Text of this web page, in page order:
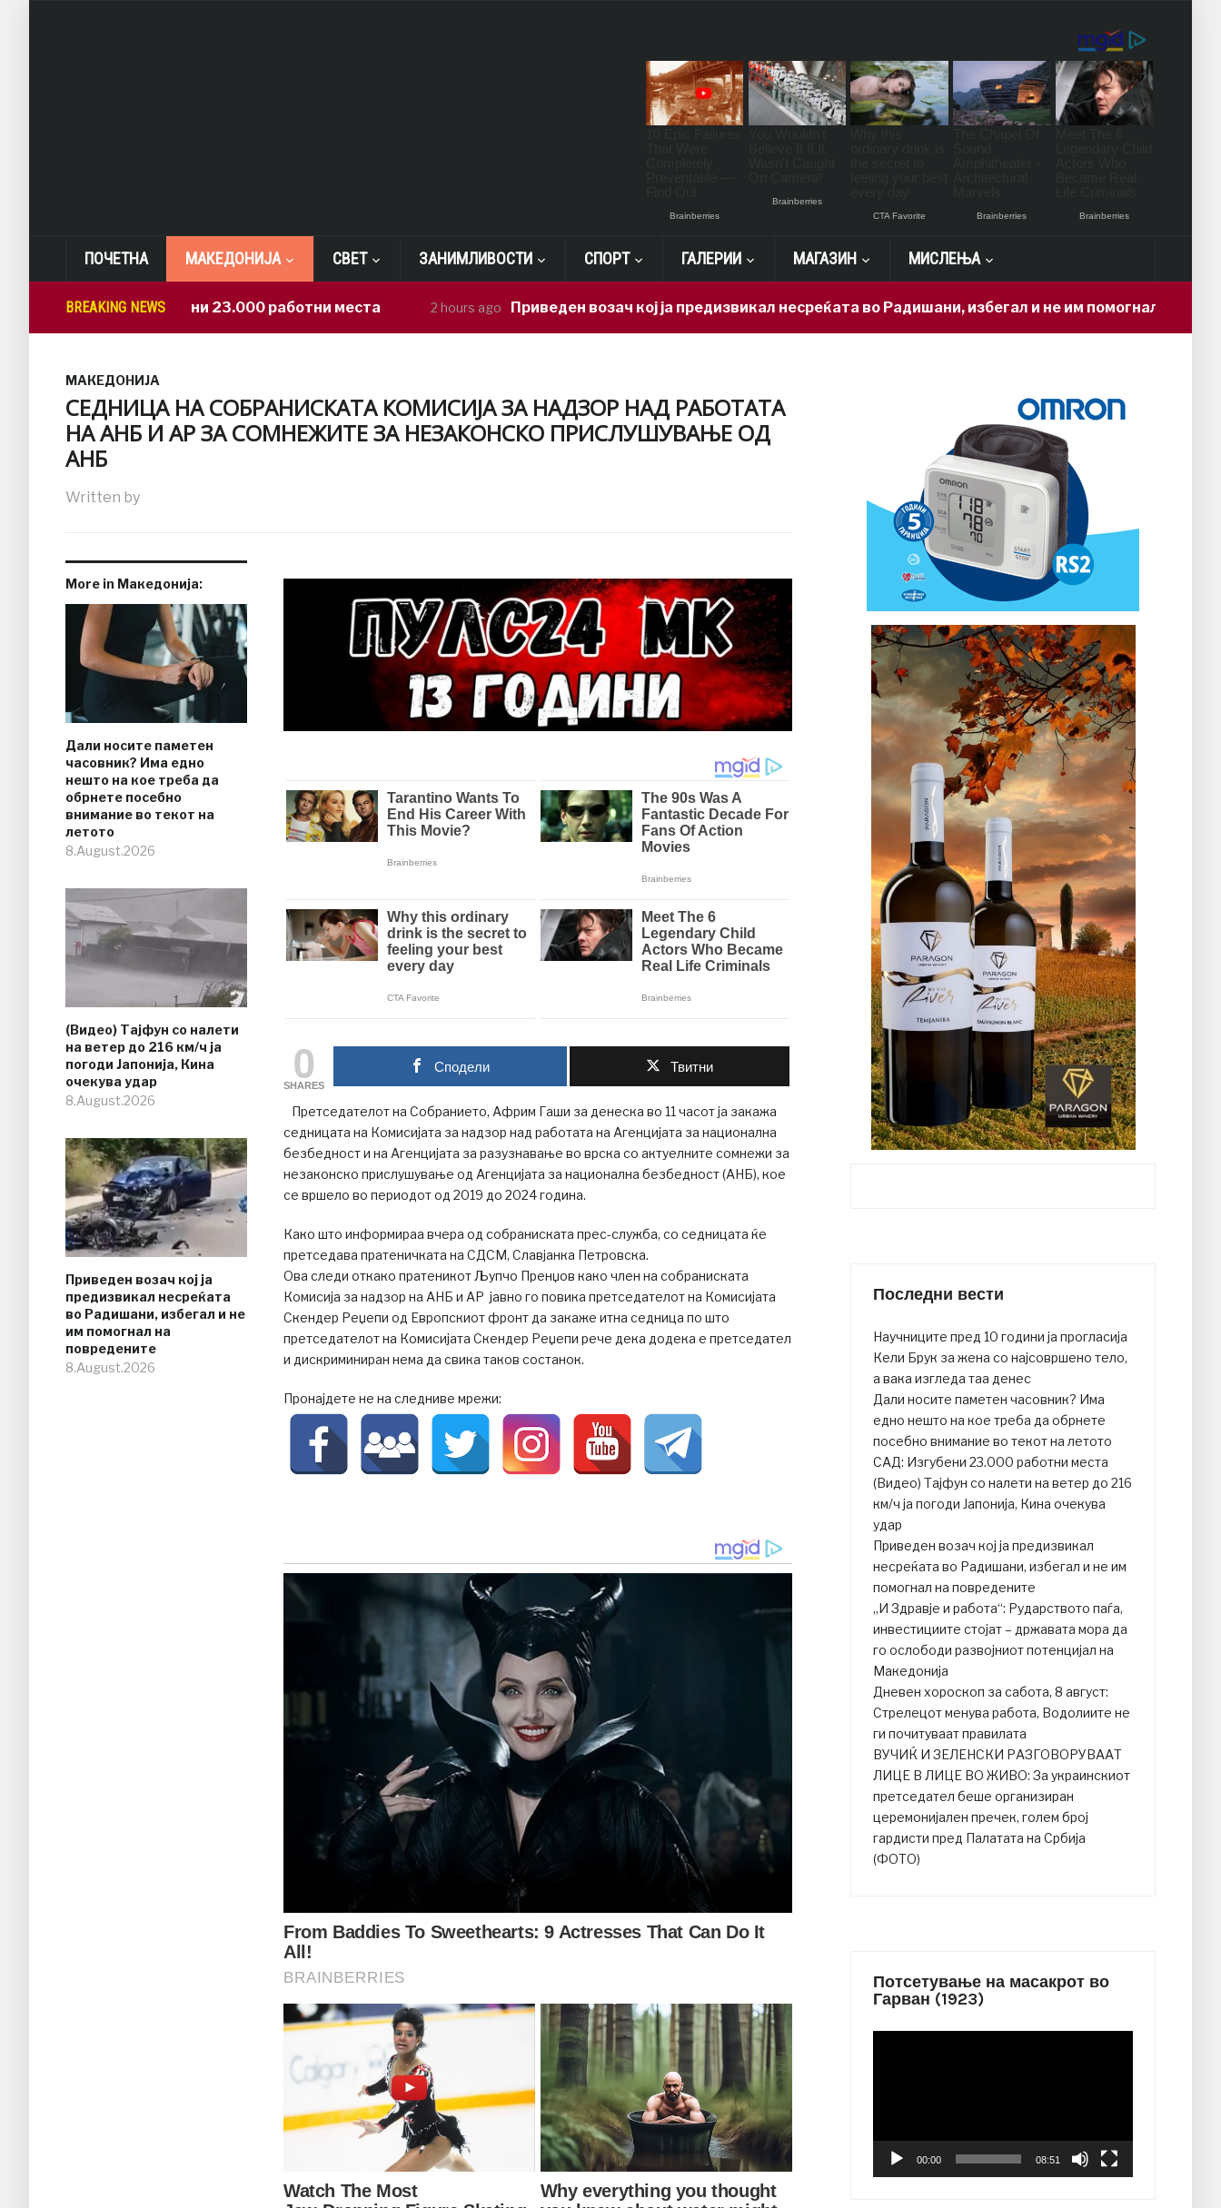
ПОЧЕТНА МАКЕДОНИЈА СВЕТ ЗАНИМЛИВОСТИ СПОРТ ГАЛЕРИИ МАГАЗИН МИСЛЕЊА
BREAKING NEWS
САД: Изгубени 23.000 работни места 2 hours ago Приведен возач кој ја предизвикал несреќата во Радишани, избегал и не им помогнал на повредените
МАКЕДОНИЈА
СЕДНИЦА НА СОБРАНИСКАТА КОМИСИЈА ЗА НАДЗОР НАД РАБОТАТА
НА АНБ И АР ЗА СОМНЕЖИТЕ ЗА НЕЗАКОНСКО ПРИСЛУШУВАЊЕ ОД
АНБ
Written by
More in Македонија:
Дали носите паметен
часовник? Има едно
нешто на кое треба да
обрнете посебно
внимание во текот на
летото
8.August.2026
(Видео) Тајфун со налети
на ветер до 216 км/ч ја
погоди Јапонија, Кина
очекува удар
8.August.2026
Приведен возач кој ја
предизвикал несреќата
во Радишани, избегал и не
им помогнал на
повредените
8.August.2026
0
SHARES
Сподели Твитни
Претседателот на Собранието, Африм Гаши за денеска во 11 часот ја закажа
седницата на Комисијата за надзор над работата на Агенцијата за национална
безбедност и на Агенцијата за разузнавање во врска со актуелните сомнежи за
незаконско прислушување од Агенцијата за национална безбедност (АНБ), кое
се вршело во периодот од 2019 до 2024 година.
Како што информираа вчера од собраниската прес-служба, со седницата ќе
претседава пратеничката на СДСМ, Славјанка Петровска.
Ова следи откако пратеникот Љупчо Пренџов како член на собраниската
Комисија за надзор на АНБ и АР јавно го повика претседателот на Комисијата
Скендер Реџепи од Eвропскиот фронт да закаже итна седница по што
претседателот на Комисијата Скендер Реџепи рече дека додека е претседател
и дискриминиран нема да свика таков состанок.
Пронајдете не на следниве мрежи:
Последни вести
Научниците пред 10 години ја прогласија
Кели Брук за жена со најсовршено тело,
а вака изгледа таа денес
Дали носите паметен часовник? Има
едно нешто на кое треба да обрнете
посебно внимание во текот на летото
САД: Изгубени 23.000 работни места
(Видео) Тајфун со налети на ветер до 216
км/ч ја погоди Јапонија, Кина очекува
удар
Приведен возач кој ја предизвикал
несреќата во Радишани, избегал и не им
помогнал на повредените
„И Здравје и работа“: Рударството паѓа,
инвестициите стојат – државата мора да
го ослободи развојниот потенцијал на
Македонија
Дневен хороскоп за сабота, 8 август:
Стрелецот менува работа, Водолиите не
ги почитуваат правилата
ВУЧИЌ И ЗЕЛЕНСКИ РАЗГОВОРУВААТ
ЛИЦЕ В ЛИЦЕ ВО ЖИВО: За украинскиот
претседател беше организиран
церемонијален пречек, голем број
гардисти пред Палатата на Србија
(ФОТО)
Потсетување на масакрот во
Гарван (1923)
00:00 08:51